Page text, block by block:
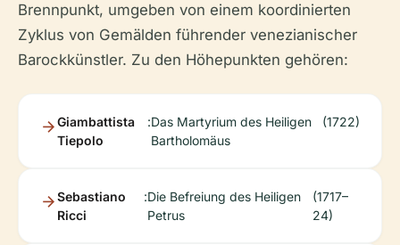
Brennpunkt, umgeben von einem koordinierten
Zyklus von Gemälden führender venezianischer
Barockkünstler. Zu den Höhepunkten gehören:
Giambattista
Tiepolo
:Das Martyrium des Heiligen
Bartholomäus
(1722)
Sebastiano
Ricci
:Die Befreiung des Heiligen
Petrus
(1717–
24)